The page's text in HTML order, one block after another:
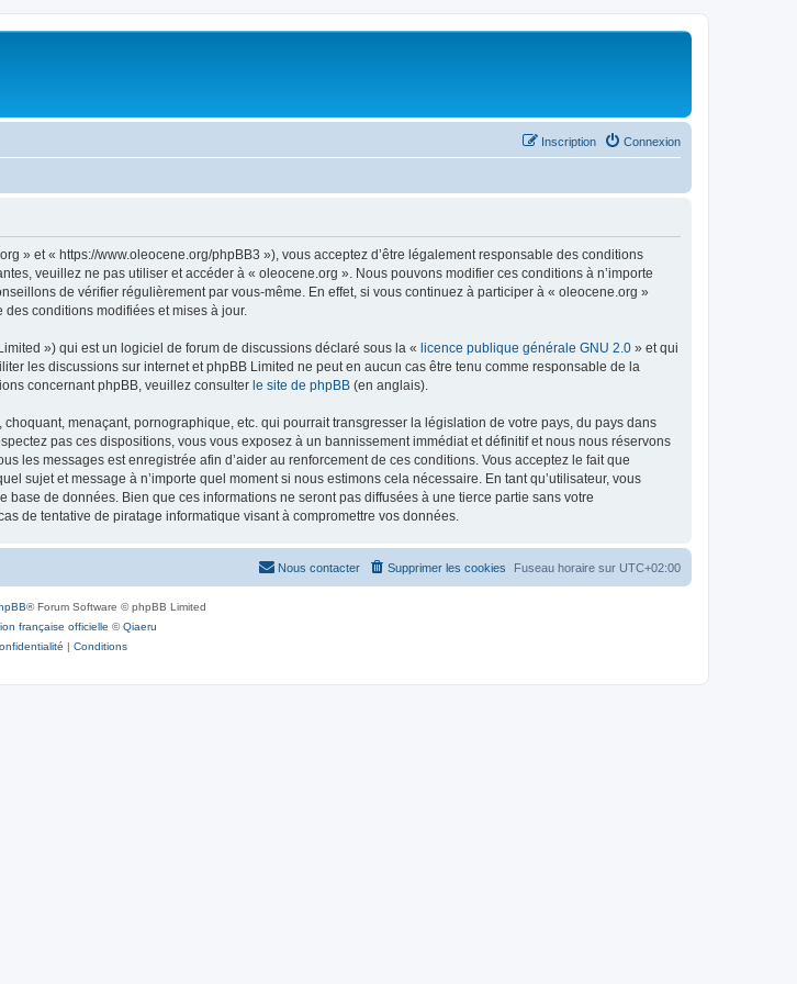
Connexion
Inscription
» et « https://www.oleocene.org/phpBB3 »), vous acceptez d’être légalement responsable des conditions
veuillez ne pas utiliser et accéder à « oleocene.org ». Nous pouvons modifier ces conditions à n’importe
de vérifier régulièrement par vous-même. En effet, si vous continuez à participer à « oleocene.org »
conditions modifiées et mises à jour.
») qui est un logiciel de forum de discussions déclaré sous la « licence publique générale GNU 2.0 » et qui
les discussions sur internet et phpBB Limited ne peut en aucun cas être tenu comme responsable de la
concernant phpBB, veuillez consulter le site de phpBB (en anglais).
menaçant, pornographique, etc. qui pourrait transgresser la législation de votre pays, du pays dans
pas ces dispositions, vous vous exposez à un bannissement immédiat et définitif et nous nous réservons
les messages est enregistrée afin d’aider au renforcement de ces conditions. Vous acceptez le fait que
sujet et message à n’importe quel moment si nous estimons cela nécessaire. En tant qu’utilisateur, vous
de données. Bien que ces informations ne seront pas diffusées à une tierce partie sans votre
de tentative de piratage informatique visant à compromettre vos données.
Fuseau horaire sur UTC+02:00
Supprimer les cookies
Nous contacter
® Forum Software © phpBB Limited
française officielle ©Qiaeru
| Conditions